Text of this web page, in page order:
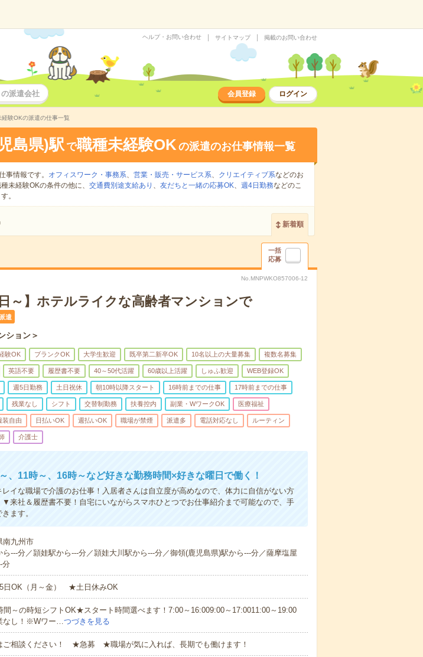
ヘルプ・お問い合わせ サイトマップ 掲載のお問い合わせ
派遣会社 会員登録 ログイン
験OKの派遣の仕事一覧
島県)駅 で職種未経験OKの派遣のお仕事情報一覧
事情報です。 オフィスワーク・事務系、 営業・販売・サービス系、 クリエイティブ系などのお
未経験OKの条件の他に、 交通費別途支給あり 、 友だちと一緒の応募OK、 週4日勤務などのこ
。
新着順
一括
応募
No.MNPWKO857006-12
～】ホテルライクな高齢者マンションで
遣
ション＞
験OK ブランクOK 大学生歓迎 既卒第二新卒OK 10名以上の大量募集 複数名募集
英語不要 履歴書不要 40～50代活躍 60歳以上活躍 しゅふ歓迎 WEB登録OK
週5日勤務 土日祝休 朝10時以降スタート 16時前までの仕事 17時前までの仕事
残業なし シフト 交替制勤務 扶養控内 副業・WワークOK 医療福祉
装自由 日払いOK 週払いOK 職場が禁煙 派遣多 電話対応なし ルーティン
介護士
、11時～、16時～など好きな勤務時間×好きな曜日で働く！
イな職場で介護のお仕事！入居者さんは自立度が高めなので、体力に自信がない方
▼来社＆履歴書不要！自宅にいながらスマホひとつでお仕事紹介まで可能なので、手
ます。
南九州市
ら---分／頴娃駅から---分／頴娃大川駅から---分／御領(鹿児島県)駅から---分／薩摩塩屋
分
日OK（月～金） ★土日休みOK
～の時短シフトOK★スタート時間選べます！7:00～16:009:00～17:0011:00～19:00
なし！※Wワー…つづきを見る
ご相談ください！ ★急募 ★職場が気に入れば、長期でも働けます！